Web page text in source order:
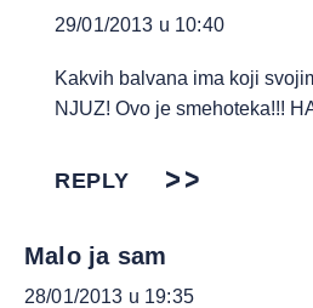
29/01/2013 u 10:40
Kakvih balvana ima koji
NJUZ! Ovo je smehoteka!!!
REPLY
Malo ja sam
28/01/2013 u 19:35